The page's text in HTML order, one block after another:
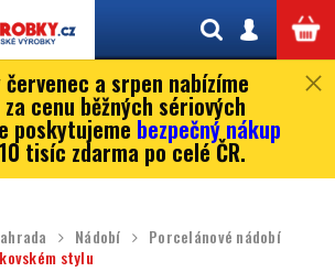
červenec a srpen nabízíme
cenu běžných sériových
poskytujeme bezpečný nákup
tisíc zdarma po celé ČR.
Nádobí
Porcelánové nádobí
stylu